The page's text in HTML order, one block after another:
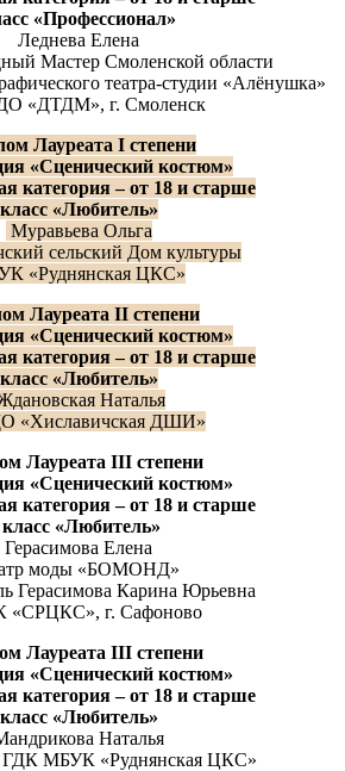
«Профессионал»
Леднева Елена
Мастер Смоленской области
театра-студии «Алёнушка»
«ДТДМ», г. Смоленск
Лауреата I степени
я «Сценический костюм»
категория–от 18 и старше
класс «Любитель»
Муравьева Ольга
сельский Дом культуры
«Руднянская ЦКС»
Лауреата II степени
я «Сценический костюм»
категория–от 18 и старше
класс «Любитель»
Наталья
«Хиславичская ДШИ»
Лауреата III степени
я «Сценический костюм»
категория–от 18 и старше
класс «Любитель»
Герасимова Елена
моды «БОМОНД»
Герасимова Карина Юрьевна
«СРЦКС», г. Сафоново
Лауреата III степени
я «Сценический костюм»
категория–от 18 и старше
класс «Любитель»
Наталья
ГДК МБУК «Руднянская ЦКС»